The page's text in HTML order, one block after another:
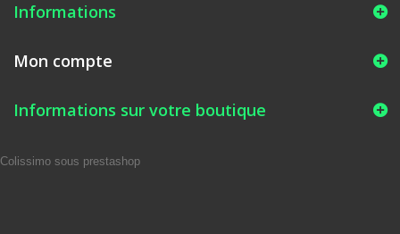
Informations
Mon compte
Informations sur votre boutique
Colissimo sous prestashop